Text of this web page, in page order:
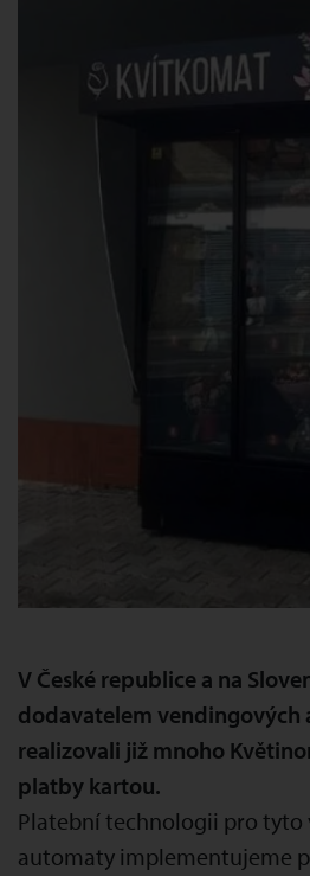
V České republice a na
dodavatelem vendingových
realizovali již mnoho
platby kartou.
Platební technologii pro tyto
automaty implementujeme